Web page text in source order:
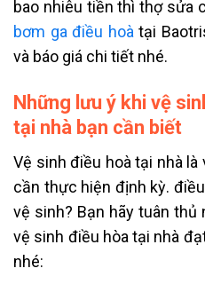
bao nhiêu tiền thì thợ sửa
bơm ga điều hoàtại
và báo giá chi tiết nhé.
Những lưu ý khi vệ
tại nhà bạn cần biết
Vệ sinh điều hoà tại nhà
cần thực hiện định kỳ.
vệ sinh? Bạn hãy tuân
vệ sinh điều hòa tại nhà
nhé: